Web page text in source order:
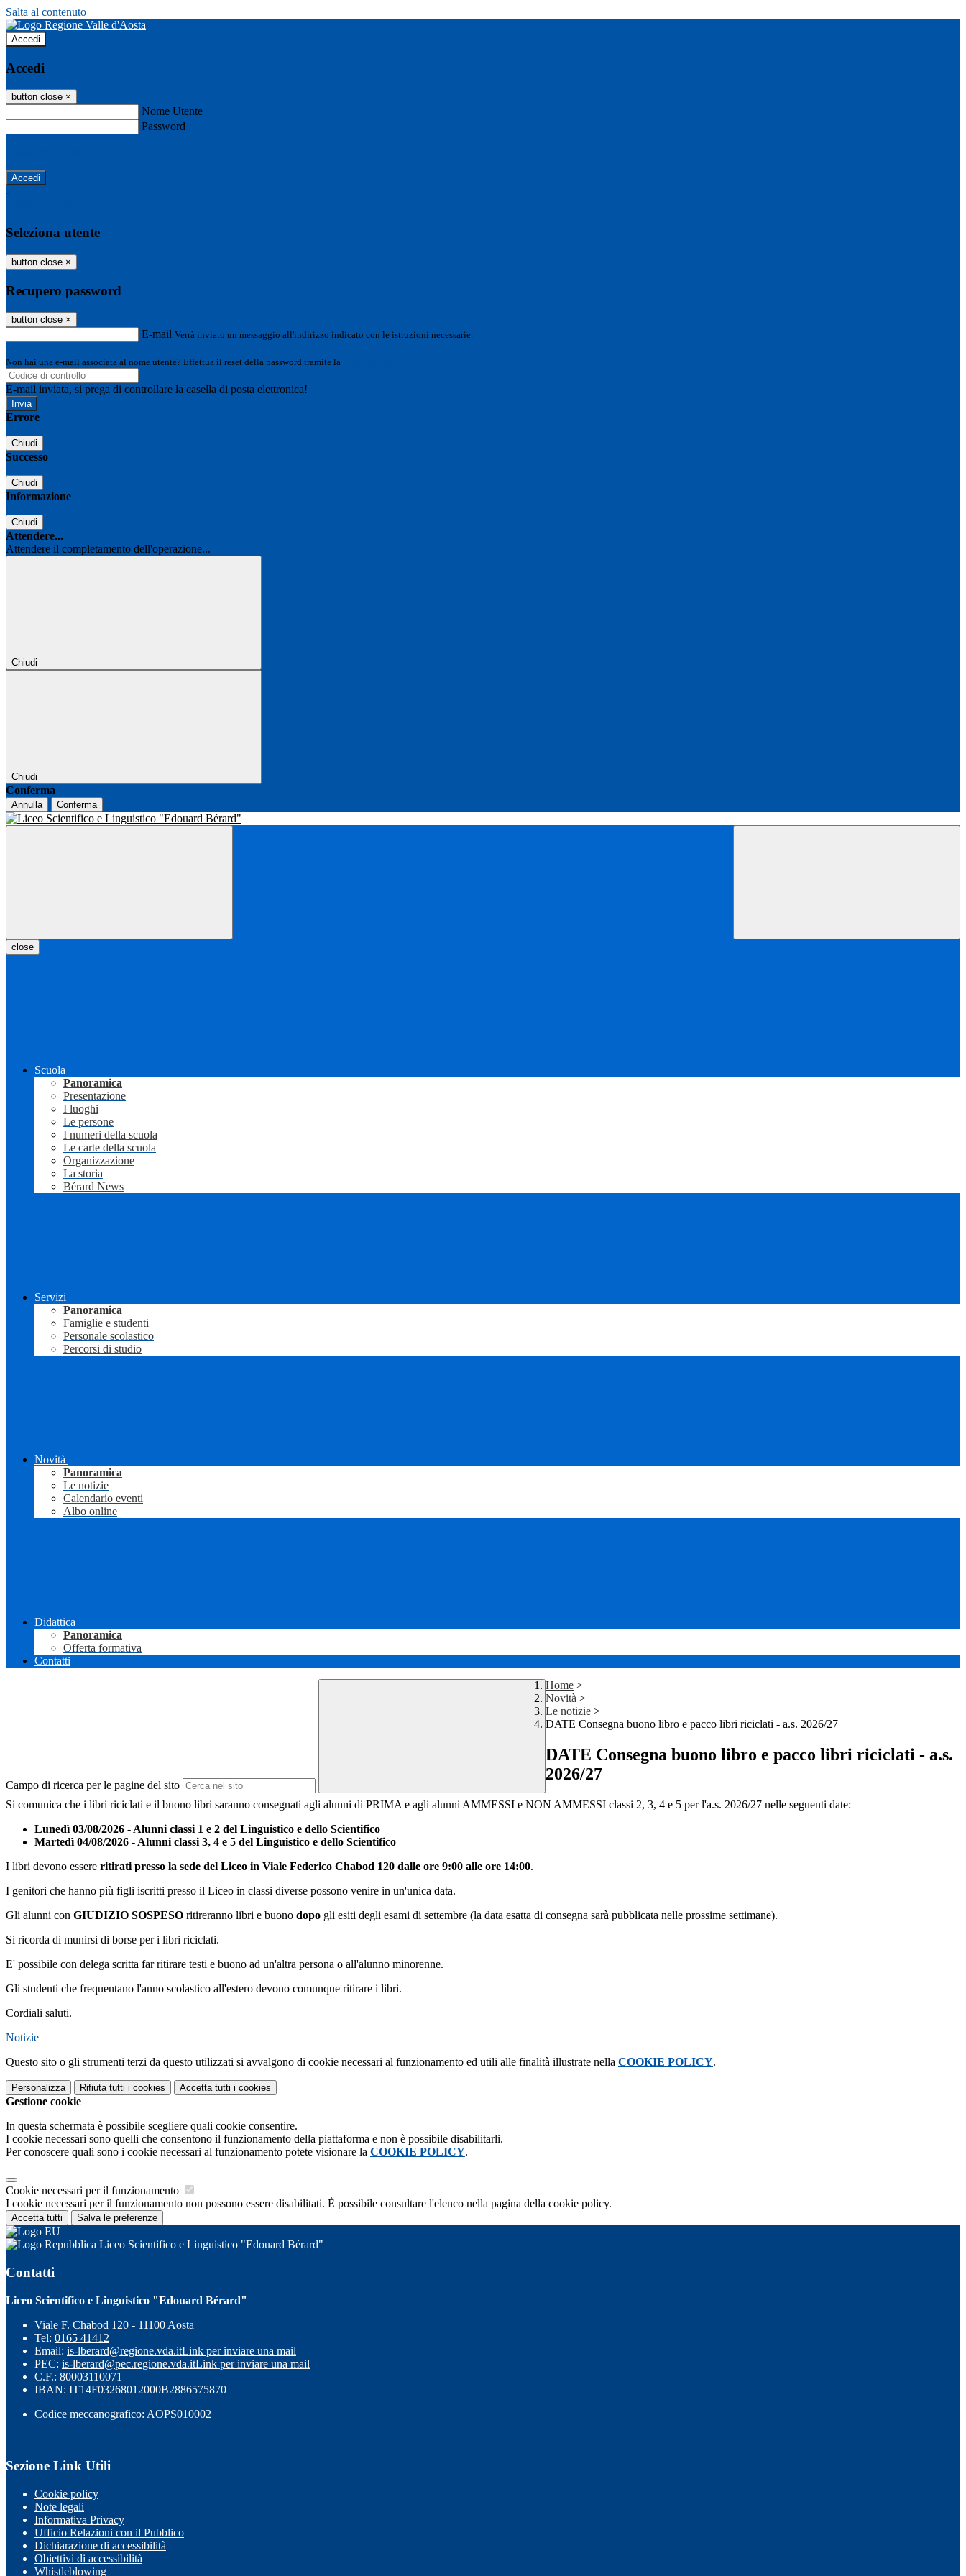
Salta al contenuto
Accedi
Accedi
button close ×
Nome Utente
Password
-
Seleziona utente
button close ×
Recupero password
button close ×
E-mail Verrà inviato un messaggio all'indirizzo indicato con le istruzioni necessarie.
Non hai una e-mail associata al nome utente? Effettua il reset della password tramite la
E-mail inviata, si prega di controllare la casella di posta elettronica!
Errore
Chiudi
Successo
Chiudi
Informazione
Chiudi
Attendere...
Attendere il completamento dell'operazione...
Chiudi
Chiudi
Conferma
Annulla Conferma
close
Scuola
Panoramica
Presentazione
I luoghi
Le persone
I numeri della scuola
Le carte della scuola
Organizzazione
La storia
Bérard News
Servizi
Panoramica
Famiglie e studenti
Personale scolastico
Percorsi di studio
Novità
Panoramica
Le notizie
Calendario eventi
Albo online
Didattica
Panoramica
Offerta formativa
Contatti
Campo di ricerca per le pagine del sito
Home >
Novità >
Le notizie >
DATE Consegna buono libro e pacco libri riciclati - a.s. 2026/27
DATE Consegna buono libro e pacco libri riciclati - a.s.
2026/27
Si comunica che i libri riciclati e il buono libri saranno consegnati agli alunni di PRIMA e agli alunni AMMESSI e NON AMMESSI classi 2, 3, 4 e 5 per l'a.s. 2026/27 nelle seguenti date:
Lunedì 03/08/2026 - Alunni classi 1 e 2 del Linguistico e dello Scientifico
Martedì 04/08/2026 - Alunni classi 3, 4 e 5 del Linguistico e dello Scientifico
I libri devono essere ritirati presso la sede del Liceo in Viale Federico Chabod 120 dalle ore 9:00 alle ore 14:00.
I genitori che hanno più figli iscritti presso il Liceo in classi diverse possono venire in un'unica data.
Gli alunni con GIUDIZIO SOSPESO ritireranno libri e buono dopo gli esiti degli esami di settembre (la data esatta di consegna sarà pubblicata nelle prossime settimane).
Si ricorda di munirsi di borse per i libri riciclati.
E' possibile con delega scritta far ritirare testi e buono ad un'altra persona o all'alunno minorenne.
Gli studenti che frequentano l'anno scolastico all'estero devono comunque ritirare i libri.
Cordiali saluti.
Notizie
Questo sito o gli strumenti terzi da questo utilizzati si avvalgono di cookie necessari al funzionamento ed utili alle finalità illustrate nella COOKIE POLICY.
Personalizza Rifiuta tutti i cookies Accetta tutti i cookies
Gestione cookie
In questa schermata è possibile scegliere quali cookie consentire.
I cookie necessari sono quelli che consentono il funzionamento della piattaforma e non è possibile disabilitarli.
Per conoscere quali sono i cookie necessari al funzionamento potete visionare la COOKIE POLICY.
Cookie necessari per il funzionamento
I cookie necessari per il funzionamento non possono essere disabilitati. È possibile consultare l'elenco nella pagina della cookie policy.
Accetta tutti Salva le preferenze
Liceo Scientifico e Linguistico "Edouard Bérard"
Contatti
Liceo Scientifico e Linguistico "Edouard Bérard"
Viale F. Chabod 120 - 11100 Aosta
Tel: 0165 41412
Email: is-lberard@regione.vda.itLink per inviare una mail
PEC: is-lberard@pec.regione.vda.itLink per inviare una mail
C.F.: 80003110071
IBAN: IT14F03268012000B2886575870
Codice meccanografico: AOPS010002
Sezione Link Utili
Cookie policy
Note legali
Informativa Privacy
Ufficio Relazioni con il Pubblico
Dichiarazione di accessibilità
Obiettivi di accessibilità
Whistleblowing